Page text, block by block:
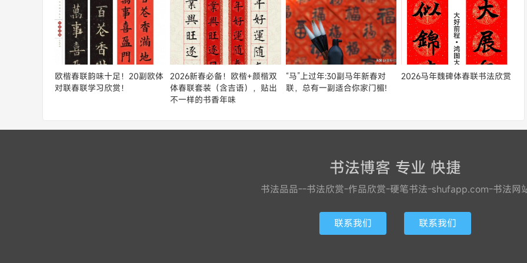
欧楷春联韵味十足！20副欧体
对联春联学习欣赏！
2026新春必备！欧楷+颜楷双
体春联套装（含吉语），贴出
不一样的书香年味
“马”上过年:30副马年新春对
联，总有一副适合你家门楣!
2026马年魏碑体春联书法欣赏
书法博客 专业 快捷
书法品品--书法欣赏-作品欣赏-硬笔书法-shufapp.com-书法网
联系我们 联系我们